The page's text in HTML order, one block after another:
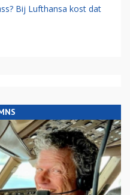
Bij Lufthansa kost dat